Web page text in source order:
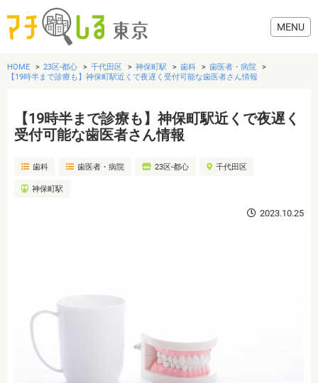
グルメ
美容・健康
HOME 23区-都心 千代田区 神保町駅 歯科
歯医者・病院
【19時半まで診療も】神保町駅近くで夜遅く受付可能な歯医者さん情報
【19時半まで診療も】神保町駅近くで夜遅く
受付可能な歯医者さん情報
歯科 歯医者・病院 23区-都心 千代田区
神保町駅
2023.10.25